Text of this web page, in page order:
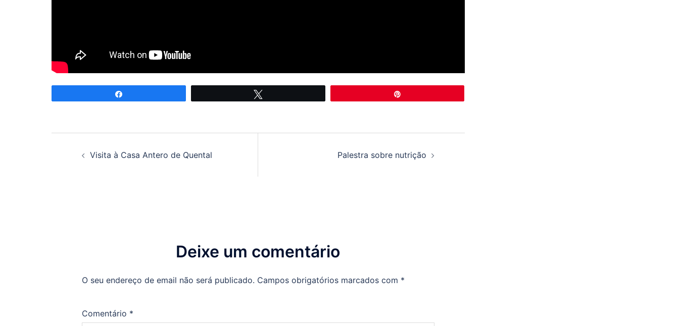
Visita à Casa Antero de Quental Palestra sobre nutrição
Deixe um comentário
O seu endereço de email não será publicado. Campos obrigatórios marcados com *
Comentário *